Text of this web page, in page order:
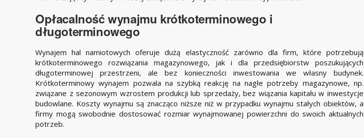
Opłacalność wynajmu krótkoterminowego i
długoterminowego
Wynajem hal namiotowych oferuje dużą elastyczność zarówno dla firm, które potrzebują
krótkoterminowego rozwiązania magazynowego, jak i dla przedsiębiorstw poszukujących
długoterminowej przestrzeni, ale bez konieczności inwestowania we własny budynek.
Krótkoterminowy wynajem pozwala na szybką reakcję na nagłe potrzeby magazynowe, np.
związane z sezonowym wzrostem produkcji lub sprzedaży, bez wiązania kapitału w inwestycje
budowlane. Koszty wynajmu są znacząco niższe niż w przypadku wynajmu stałych obiektów, a
firmy mogą swobodnie dostosować rozmiar wynajmowanej powierzchni do swoich aktualnych
potrzeb.